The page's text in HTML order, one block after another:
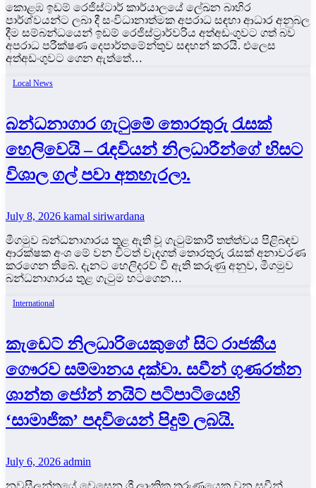
කොළඹ ඉඩම් රෙජිස්ටාර් කාර්යාලයේ ලේඛන බාහිර
පාර්ශ්වයන්ට ලබා දී සංවිධානාත්මක අපරාධ සඳහා ආධාර අනුබල
දීම සම්බන්ධයෙන් ඉඩම් රෙජිස්ට්‍රාර්වරිය අත්අඩංගුවට ගත් බව
අපරාධ පරීක්ෂණ දෙපාර්තමේන්තුව සඳහන් කරයි. එලෙස
අත්අඩංගුවට ගෙන ඇත්තේ…
Local News
බන්ධනාගාර ගැටුමේ තොරතුරු රැසක්
හෙලිවෙයි – රැඳවියන් නිලධාරීන්ගේ හිසට
විශාල ගල් පවා අතහැරලා.
July 8, 2026 kamal siriwardana
මීගමුව බන්ධනාගාරය තුළ ඇති වූ ගැටුම්කාරී තත්ත්වය පිළිබඳව
ආරක්ෂක අංශ මේ වන විටත් වැදගත් තොරතුරු රැසක් අනාවරණ
කරගෙන තිබේ. දැනට හෙලිදරව් වී ඇති කරුණු අනුව, මීගමුව
බන්ධනාගාරය තුළ ගැටුම හටගෙන…
International
කැඩෙට් නිලධාරියෙකුගේ සිට රාජකීය
ගෞරව සම්මානය දක්වා. සවීන් ගුණරත්න
ශාන්ත ජෝන් නයිට් පටිපාටියෙහි
‘සාමාජික’ පදවියෙන් පිදුම් ලබයි.
July 6, 2026 admin
නවසීලන්තයේ වෙසෙන ශ්‍රී ලාංකික තරුණයෙකු වන සවීන්